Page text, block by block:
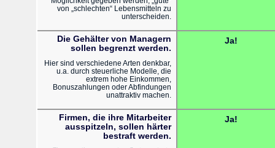
von „schlechten“ Lebensmitteln zu
unterscheiden.
Die Gehälter von Managern
sollen begrenzt werden.
Hier sind verschiedene Arten denkbar,
u.a. durch steuerliche Modelle, die
extrem hohe Einkommen,
Bonuszahlungen oder Abfindungen
unattraktiv machen.
Ja!
Firmen, die ihre Mitarbeiter
ausspitzeln, sollen härter
bestraft werden.
Ja!